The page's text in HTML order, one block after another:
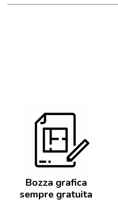
Bozza grafica
sempre gratuita